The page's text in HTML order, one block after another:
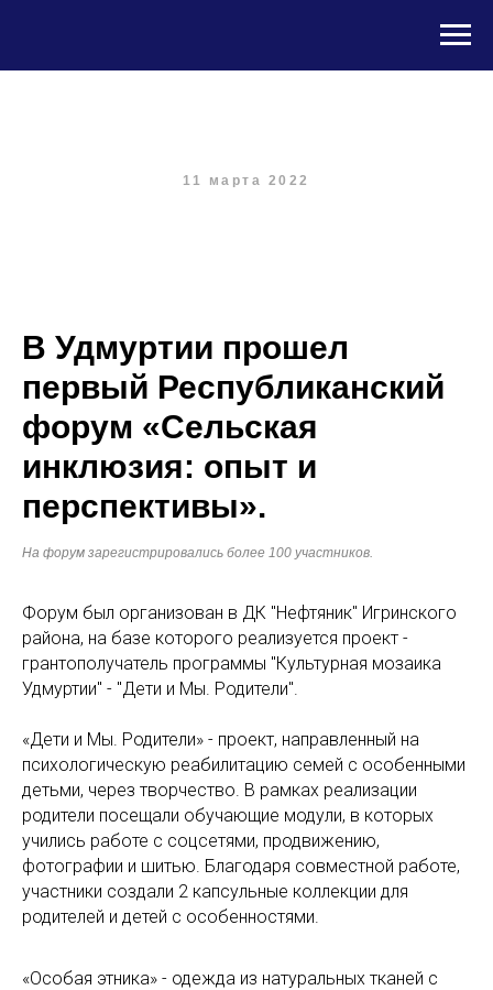
11 марта 2022
В Удмуртии прошел
первый Республиканский
форум «Сельская
инклюзия: опыт и
перспективы».
На форум зарегистрировались более 100 участников.
Форум был организован в ДК "Нефтяник" Игринского
района, на базе которого реализуется проект -
грантополучатель программы "Культурная мозаика
Удмуртии" - "Дети и Мы. Родители".
«Дети и Мы. Родители» - проект, направленный на
психологическую реабилитацию семей с особенными
детьми, через творчество. В рамках реализации
родители посещали обучающие модули, в которых
учились работе с соцсетями, продвижению,
фотографии и шитью. Благодаря совместной работе,
участники создали 2 капсульные коллекции для
родителей и детей с особенностями.
«Особая этника» - одежда из натуральных тканей с